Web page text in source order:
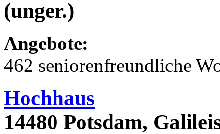
(unger.)
Angebote:
462 seniorenfreundliche
Hochhaus
14480 Potsdam,